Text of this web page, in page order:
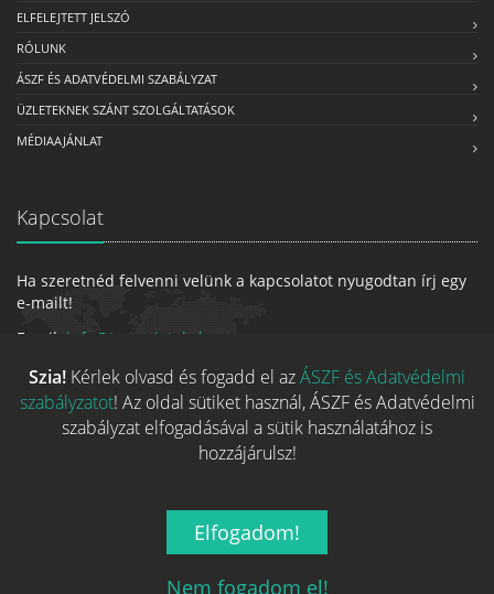
ELFELEJTETT JELSZÓ
RÓLUNK
ÁSZF ÉS ADATVÉDELMI SZABÁLYZAT
ÜZLETEKNEK SZÁNT SZOLGÁLTATÁSOK
MÉDIAAJÁNLAT
Kapcsolat
Ha szeretnéd felvenni velünk a kapcsolatot nyugodtan írj egy
e-mailt!
Email: info@tarsasjatekok.com
2026 © Minden jog fenntarva.A játékokhoz kapcsolódó adatok
Szia! Kérlek olvasd és fogadd el azÁSZF és Adatvédelmi
szabályzatot! Az oldal sütiket használ, ÁSZF és Adatvédelmi
szabályzat elfogadásával a sütik használatához is
hozzájárulsz!
Elfogadom!
Nem fogadom el!